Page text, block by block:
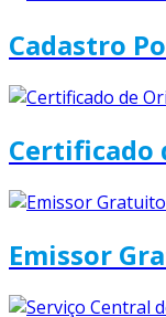
Cadastro
Certificado
Emissor